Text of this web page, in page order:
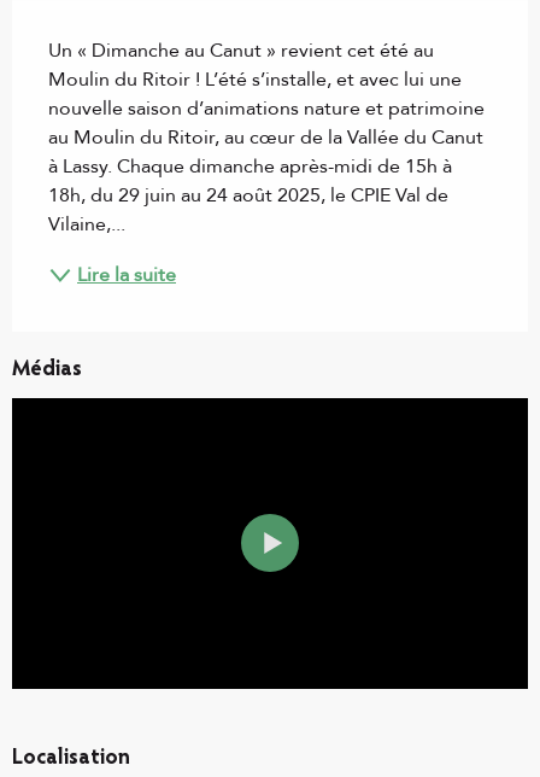
Un « Dimanche au Canut » revient cet été au
Moulin du Ritoir ! L’été s’installe, et avec lui une
nouvelle saison d’animations nature et patrimoine
au Moulin du Ritoir, au cœur de la Vallée du Canut
à Lassy. Chaque dimanche après-midi de 15h à
18h, du 29 juin au 24 août 2025, le CPIE Val de
Vilaine,...
Lire la suite
Médias
Localisation